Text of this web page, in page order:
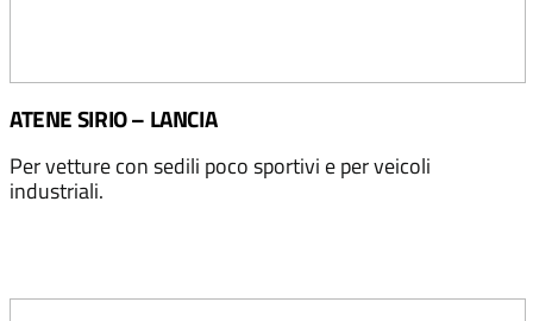
ATENE SIRIO – LANCIA
Per vetture con sedili poco sportivi e per veicoli
industriali.